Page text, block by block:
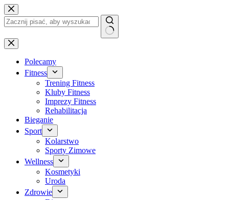
Przejdź
do
treści
Brak
wyników
Polecamy
Fitness
Trening Fitness
Kluby Fitness
Imprezy Fitness
Rehabilitacja
Bieganie
Sport
Kolarstwo
Sporty Zimowe
Wellness
Kosmetyki
Uroda
Zdrowie